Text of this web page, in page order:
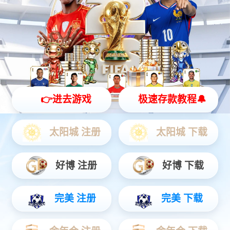
j9国际站灵犀 X2
全智能灵动机器人
灵动 | 亲和 | 智能
查看更多